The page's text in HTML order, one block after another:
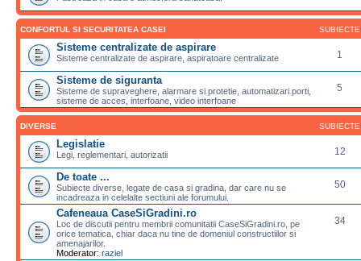
CONFORTUL SI SECURITATEA CASEI SUBIECTE
Sisteme centralizate de aspirare
Sisteme centralizate de aspirare, aspiratoare centralizate 1
Sisteme de siguranta
Sisteme de supraveghere, alarmare si protetie, automatizari porti,
sisteme de acces, interfoane, video interfoane
5
DIVERSE SUBIECTE
Legislatie
Legi, reglementari, autorizatii 12
De toate ...
Subiecte diverse, legate de casa si gradina, dar care nu se
incadreaza in celelalte sectiuni ale forumului.
50
Cafeneaua CaseSiGradini.ro
Loc de discutii pentru membrii comunitatii CaseSiGradini.ro, pe
orice tematica, chiar daca nu tine de domeniul constructiilor si
amenajarilor.
Moderator: raziel
34